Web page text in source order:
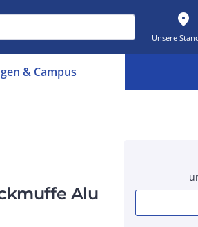
place
Unsere
& Campus
Alu